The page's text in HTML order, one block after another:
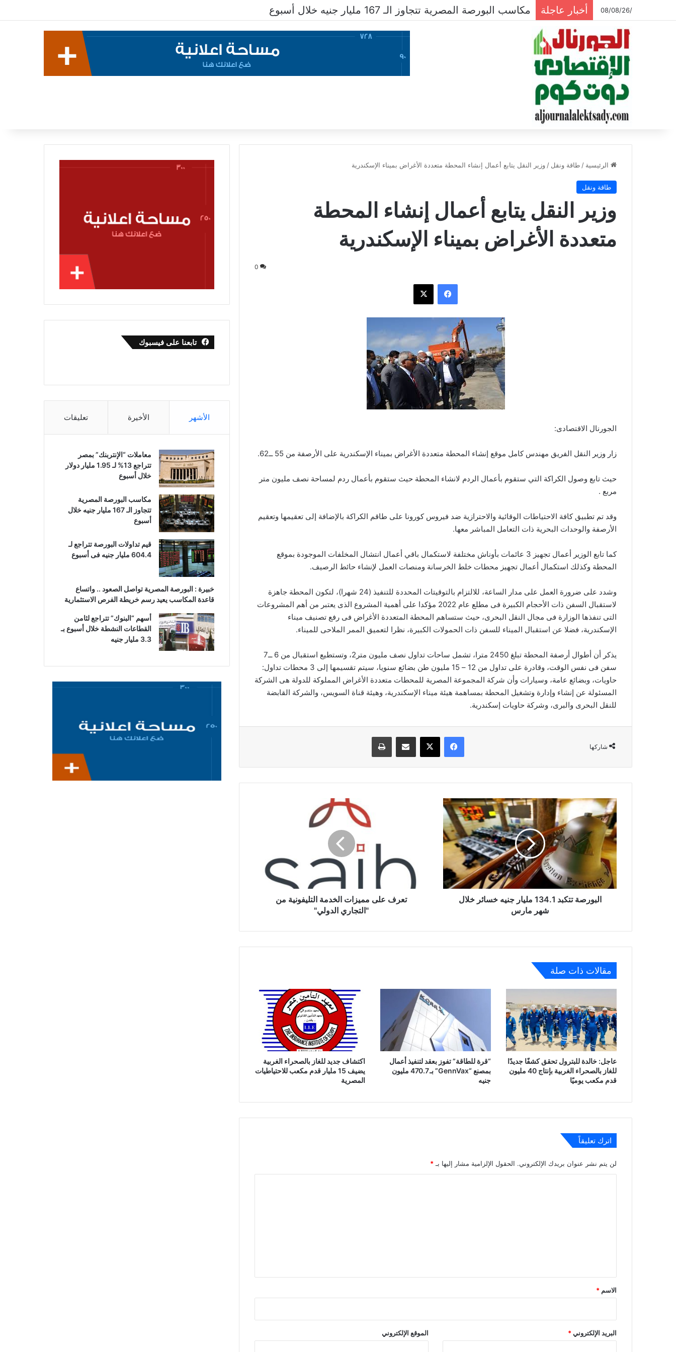
/08/08/26 أخبار عاجلة مكاسب البورصة المصرية تتجاوز الـ 167 مليار جنيه خلال أسبوع
الرئيسية / طاقة ونقل / وزير النقل يتابع أعمال إنشاء المحطة متعددة الأغراض بميناء الإسكندرية
طاقة ونقل
وزير النقل يتابع أعمال إنشاء المحطة
متعددة الأغراض بميناء الإسكندرية
0
فيسبوك ‫X
الجورنال الاقتصادى:
زار وزير النقل الفريق مهندس كامل موقع إنشاء المحطة متعددة الأغراض بميناء الإسكندرية على الأرصفة من 55 ــ62.
حيث تابع وصول الكراكة التي ستقوم بأعمال الردم لانشاء المحطة حيث ستقوم بأعمال ردم لمساحة نصف مليون متر
مربع .
وقد تم تطبيق كافة الاحتياطات الوقائية والاحترازية ضد فيروس كورونا على طاقم الكراكة بالإضافة إلى تعقيمها وتعقيم
الأرصفة والوحدات البحرية ذات التعامل المباشر معها.
كما تابع الوزير أعمال تجهيز 3 عائمات بأوناش مختلفة لاستكمال باقي أعمال انتشال المخلفات الموجودة بموقع
المحطة وكذلك استكمال أعمال تجهيز محطات خلط الخرسانة ومنصات العمل لإنشاء حائط الرصيف.
وشدد على ضرورة العمل على مدار الساعة، للالتزام بالتوقيتات المحددة للتنفيذ (24 شهرا)، لتكون المحطة جاهزة
لاستقبال السفن ذات الأحجام الكبيرة فى مطلع عام 2022 مؤكدا على أهمية المشروع الذى يعتبر من أهم المشروعات
التى تنفذها الوزارة فى مجال النقل البحرى، حيث ستساهم المحطة المتعددة الأغراض فى رفع تصنيف ميناء
الإسكندرية، فضلا عن استقبال الميناء للسفن ذات الحمولات الكبيرة، نظرا لتعميق الممر الملاحى للميناء.
يذكر أن أطوال أرصفة المحطة تبلغ 2450 مترا، تشمل ساحات تداول نصف مليون متر2، وتستطيع استقبال من 6 ــ7
سفن فى نفس الوقت، وقادرة على تداول من 12 – 15 مليون طن بضائع سنويا، سيتم تقسيمها إلى 3 محطات تداول:
حاويات، وبضائع عامة، وسيارات وأن شركة المجموعة المصرية للمحطات متعددة الأغراض المملوكة للدولة هى الشركة
المسئولة عن إنشاء وإدارة وتشغيل المحطة بمساهمة هيئة ميناء الإسكندرية، وهيئة قناة السويس، والشركة القابضة
للنقل البحرى والبرى، وشركة حاويات إسكندرية.
شاركها
فيسبوك ‫X مشاركة عبر البريد طباعة
البورصة
تتكبد
134.1
مليار
جنيه
خسائر
خلال
شهر
مارس
البورصة تتكبد 134.1 مليار جنيه خسائر خلال
شهر مارس
"التجاري
الدولي"
تعرف على مميزات الخدمة التليفونية من
"التجاري الدولي"
مقالات ذات صلة
عاجل: خالدة للبترول تحقق كشفًا جديدًا
للغاز بالصحراء الغربية بإنتاج 40 مليون
قدم مكعب يوميًا
“قرة للطاقة” تفوز بعقد لتنفيذ أعمال
بمصنع “GennVax” بـ 470.7 مليون
جنيه
اكتشاف جديد للغاز بالصحراء الغربية
يضيف 15 مليار قدم مكعب للاحتياطيات
المصرية
اترك تعليقاً
لن يتم نشر عنوان بريدك الإلكتروني. الحقول الإلزامية مشار إليها بـ *
*
الاسم *
البريد الإلكتروني* الموقع الإلكتروني
تابعنا على فيسبوك
الأشهر الأخيرة تعليقات
معاملات “الإنتربنك” بمصر
تتراجع 13% لـ 1.95 مليار دولار
خلال أسبوع
مكاسب البورصة المصرية
تتجاوز الـ 167 مليار جنيه خلال
أسبوع
قيم تداولات البورصة تتراجع لـ
604.4 مليار جنيه فى أسبوع
خبيرة : البورصة المصرية تواصل الصعود .. واتساع
قاعدة المكاسب يعيد رسم خريطة الفرص الاستثمارية
أسهم “البنوك” تتراجع لثامن
القطاعات النشطة خلال أسبوع بـ
3.3 مليار جنيه